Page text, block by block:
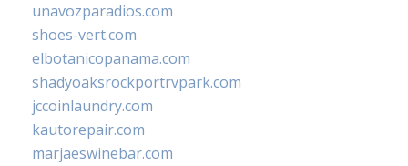
unavozparadios.com
shoes-vert.com
elbotanicopanama.com
shadyoaksrockportrvpark.com
jccoinlaundry.com
kautorepair.com
marjaeswinebar.com